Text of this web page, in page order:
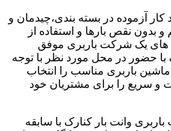
کار آزموده در بسته بندی،چیدمان و
بدون نقص بارها و استفاده از
های یک شرکت باربری موفق
حضور در محل مورد نظر با توجه
باربری مناسب را انتخاب
و سریع را برای مشتریان خود
وانت بار کنارک با سابقه